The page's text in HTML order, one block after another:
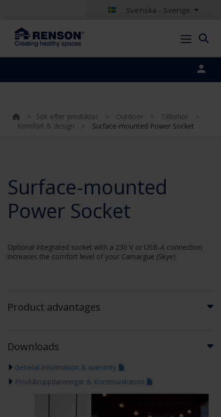
Svenska - Sverige
> Sök efter produkter > Outdoor > Tillbehör
>
Komfort & design
> Surface-mounted Power Socket
Surface-mounted
Power Socket
Optional integrated socket with a 230 V or USB-A connection
increases the comfort level of your Camargue (Skye).
Product advantages
Downloads
General information & warranty
Produktuppdateringar & Kommunikation